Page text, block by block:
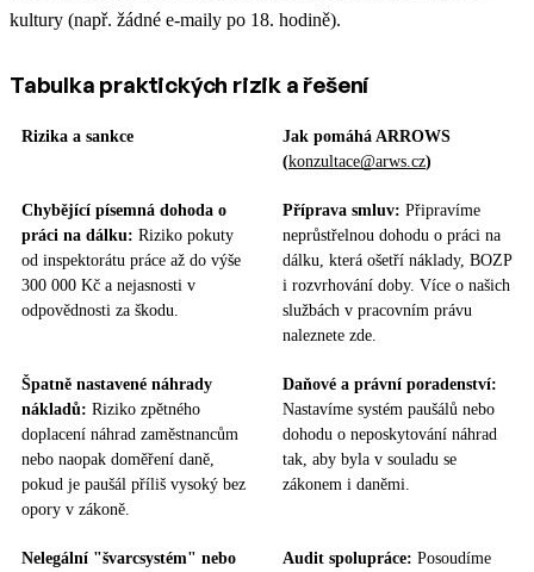
kultury (např. žádné e-maily po 18. hodině).
Tabulka praktických rizik a řešení
Rizika a sankce
Jak pomáhá ARROWS
(konzultace@arws.cz)
Chybějící písemná dohoda o
práci na dálku: Riziko pokuty
od inspektorátu práce až do výše
300 000 Kč a nejasnosti v
odpovědnosti za škodu.
Příprava smluv: Připravíme
neprůstřelnou dohodu o práci na
dálku, která ošetří náklady, BOZP
i rozvrhování doby. Více o našich
službách v pracovním právu
naleznete zde.
Špatně nastavené náhrady
nákladů: Riziko zpětného
doplacení náhrad zaměstnancům
nebo naopak doměření daně,
pokud je paušál příliš vysoký bez
opory v zákoně.
Daňové a právní poradenství:
Nastavíme systém paušálů nebo
dohodu o neposkytování náhrad
tak, aby byla v souladu se
zákonem i daněmi.
Nelegální "švarcsystém" nebo
Audit spolupráce: Posoudíme